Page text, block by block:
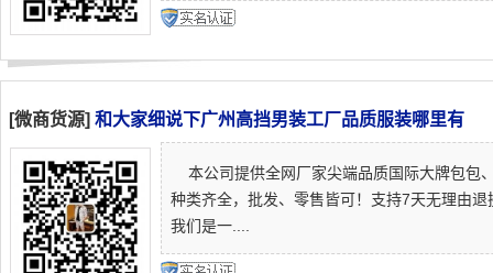
[微商货源] 和大家细说下广州高挡男装工厂品质服装哪里有
本公司提供全网厂家尖端品质国际大牌包包
种类齐全，批发、零售皆可！支持7天无理由
我们是一....